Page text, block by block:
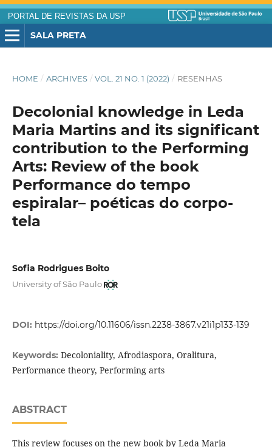
PORTAL DE REVISTAS DA USP
SALA PRETA
HOME / ARCHIVES / VOL. 21 NO. 1 (2022) / RESENHAS
Decolonial knowledge in Leda
Maria Martins and its significant
contribution to the Performing
Arts: Review of the book
Performance do tempo
espiralar– poéticas do corpo-
tela
Sofia Rodrigues Boito
University of São Paulo
DOI: https://doi.org/10.11606/issn.2238-3867.v21i1p133-139
Keywords: Decoloniality, Afrodiaspora, Oralitura,
Performance theory, Performing arts
ABSTRACT
This review focuses on the new book by Leda Maria